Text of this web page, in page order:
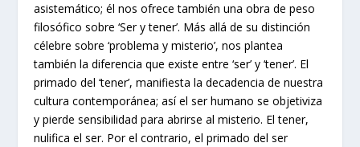
asistemático; él nos ofrece también una obra de peso
filosófico sobre ‘Ser y tener’. Más allá de su distinción
célebre sobre ‘problema y misterio’, nos plantea
también la diferencia que existe entre ‘ser’ y ‘tener’. El
primado del ‘tener’, manifiesta la decadencia de nuestra
cultura contemporánea; así el ser humano se objetiviza
y pierde sensibilidad para abrirse al misterio. El tener,
nulifica el ser. Por el contrario, el primado del ser